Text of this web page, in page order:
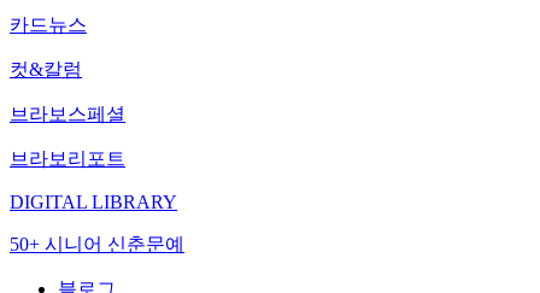
카드뉴스
컷&칼럼
브라보스페셜
브라보리포트
DIGITAL LIBRARY
50+ 시니어 신춘문예